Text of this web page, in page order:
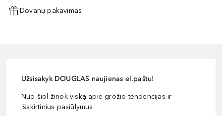
Dovanų pakavimas
Užsisakyk DOUGLAS naujienas el.paštu!
Nuo šiol žinok viską apie grožio tendencijas ir
išskirtinius pasiūlymus